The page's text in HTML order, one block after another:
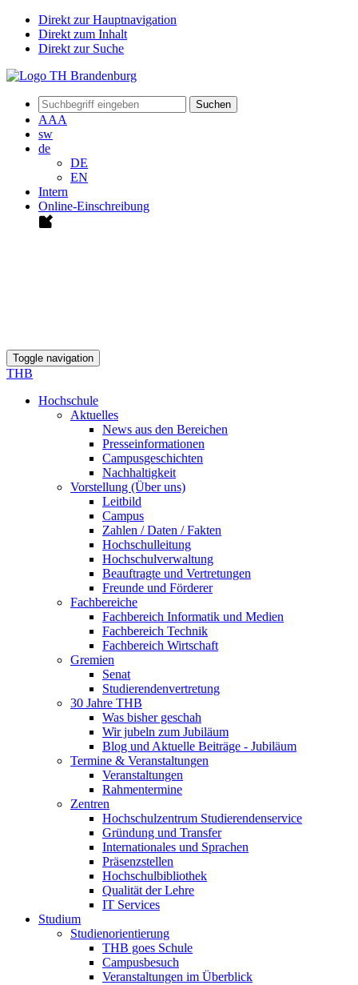
Direkt zur Hauptnavigation
Direkt zum Inhalt
Direkt zur Suche
Suchen
AAA
sw
de
DE
EN
Intern
Online-Einschreibung
Toggle navigation
THB
Hochschule
Aktuelles
News aus den Bereichen
Presseinformationen
Campusgeschichten
Nachhaltigkeit
Vorstellung (Über uns)
Leitbild
Campus
Zahlen / Daten / Fakten
Hochschulleitung
Hochschulverwaltung
Beauftragte und Vertretungen
Freunde und Förderer
Fachbereiche
Fachbereich Informatik und Medien
Fachbereich Technik
Fachbereich Wirtschaft
Gremien
Senat
Studierendenvertretung
30 Jahre THB
Was bisher geschah
Wir jubeln zum Jubiläum
Blog und Aktuelle Beiträge - Jubiläum
Termine & Veranstaltungen
Veranstaltungen
Rahmentermine
Zentren
Hochschulzentrum Studierendenservice
Gründung und Transfer
Internationales und Sprachen
Präsenzstellen
Hochschulbibliothek
Qualität der Lehre
IT Services
Studium
Studienorientierung
THB goes Schule
Campusbesuch
Veranstaltungen im Überblick